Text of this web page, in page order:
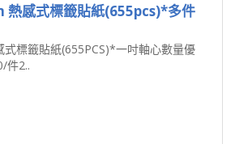
感式標籤貼紙(655pcs)*多件
標籤貼紙(655PCS)*一吋軸心數量優
件2..